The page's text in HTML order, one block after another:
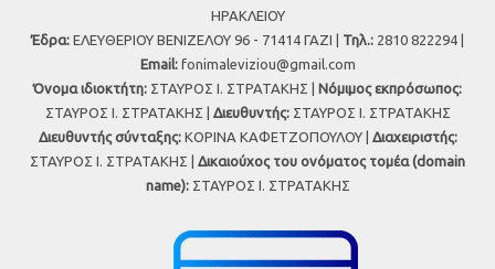
ΗΡΑΚΛΕΙΟΥ
Έδρα: ΕΛΕΥΘΕΡΙΟΥ ΒΕΝΙΖΕΛΟΥ 96 - 71414 ΓΑΖΙ | Τηλ.: 2810 822294 |
Εmail: fonimaleviziou@gmail.com
Όνομα ιδιοκτήτη: ΣΤΑΥΡΟΣ Ι. ΣΤΡΑΤΑΚΗΣ | Νόμιμος εκπρόσωπος:
ΣΤΑΥΡΟΣ Ι. ΣΤΡΑΤΑΚΗΣ | Διευθυντής:ΣΤΑΥΡΟΣ Ι. ΣΤΡΑΤΑΚΗΣ
Διευθυντής σύνταξης:ΚΟΡΙΝΑ ΚΑΦΕΤΖΟΠΟΥΛΟΥ | Διαχειριστής:
ΣΤΑΥΡΟΣ Ι. ΣΤΡΑΤΑΚΗΣ | Δικαιούχος του ονόματος τομέα (domain
name):ΣΤΑΥΡΟΣ Ι. ΣΤΡΑΤΑΚΗΣ